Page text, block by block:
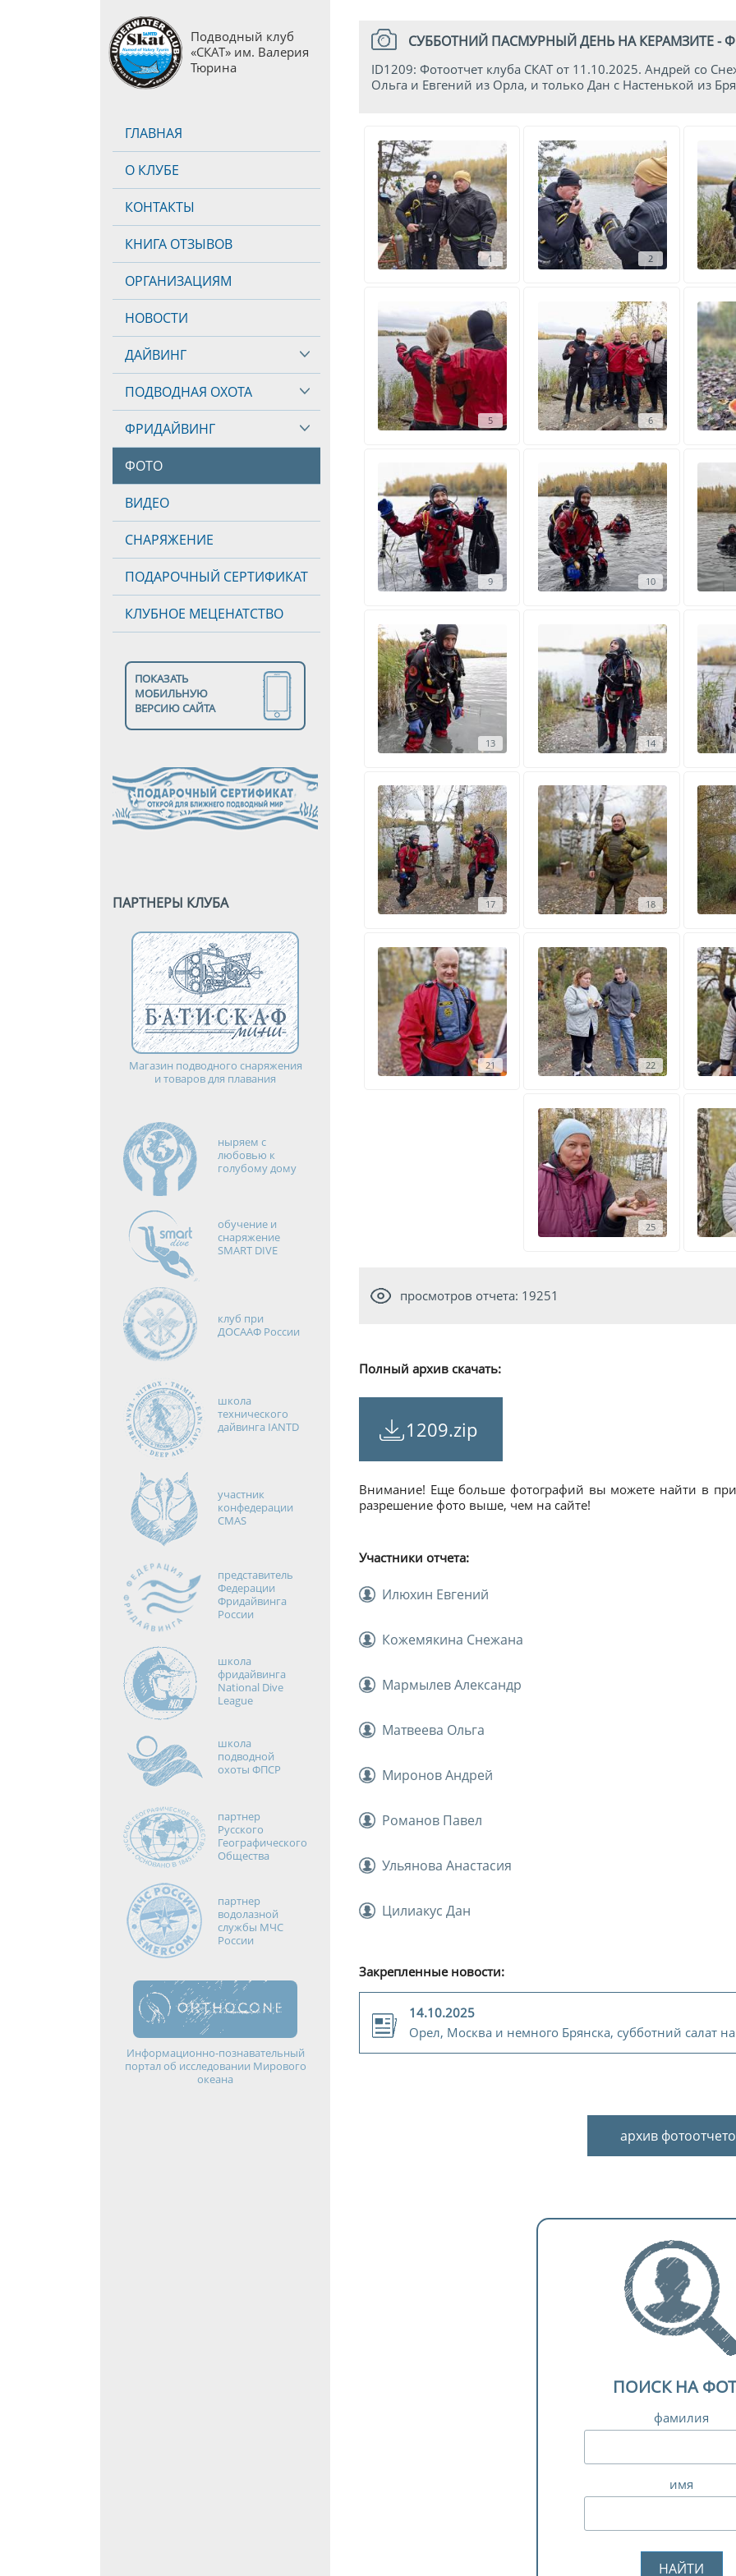
Подводный клуб
«СКАТ» им. Валерия
Тюрина
ГЛАВНАЯ
О КЛУБЕ
КОНТАКТЫ
КНИГА ОТЗЫВОВ
ОРГАНИЗАЦИЯМ
НОВОСТИ
ДАЙВИНГ
ПОДВОДНАЯ ОХОТА
ФРИДАЙВИНГ
ФОТО
ВИДЕО
СНАРЯЖЕНИЕ
ПОДАРОЧНЫЙ СЕРТИФИКАТ
КЛУБНОЕ МЕЦЕНАТСТВО
ПОКАЗАТЬ
МОБИЛЬНУЮ
ВЕРСИЮ САЙТА
ПАРТНЕРЫ КЛУБА
Магазин подводного снаряжения
и товаров для плавания
ныряем с
любовью к
голубому дому
обучение и
снаряжение
SMART DIVE
клуб при
ДОСААФ России
школа
технического
дайвинга IANTD
участник
конфедерации
CMAS
представитель
Федерации
Фридайвинга
России
школа
фридайвинга
National Dive
League
школа
подводной
охоты ФПСР
партнер
Русского
Географического
Общества
партнер
водолазной
службы МЧС
России
Информационно-познавательный
портал об исследовании Мирового
океана
СУББОТНИЙ ПАСМУРНЫЙ ДЕНЬ НА КЕРАМЗИТЕ -
ID1209: Фотоотчет клуба СКАТ от 11.10.2025. Андрей со
Ольга и Евгений из Орла, и только Дан с Настенькой из
1 2
5 6
9 10
13 14
17 18
21 22
25
просмотров отчета: 19251
Полный архив скачать:
1209.zip
Внимание! Еще больше фотографий вы можете найти в
разрешение фото выше, чем на сайте!
Участники отчета:
Илюхин Евгений
Кожемякина Снежана
Мармылев Александр
Матвеева Ольга
Миронов Андрей
Романов Павел
Ульянова Анастасия
Цилиакус Дан
Закрепленные новости:
14.10.2025
Орел, Москва и немного Брянска, субботний салат
архив
ПОИСК НА
фамилия
имя